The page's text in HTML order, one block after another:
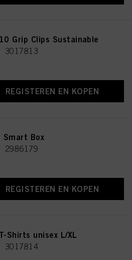
Grip Clips Sustainable
3017813
REGISTEREN EN KOPEN
Smart Box
2986179
REGISTEREN EN KOPEN
Shirts unisex L/XL
3017814